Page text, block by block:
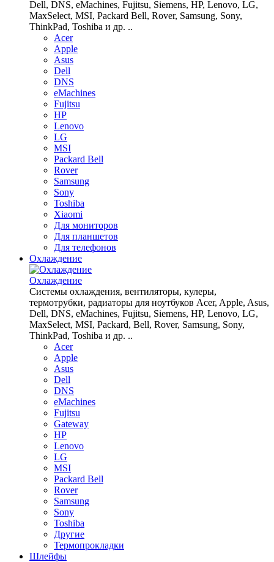
Dell, DNS, eMachines, Fujitsu, Siemens, HP, Lenovo, LG,
MaxSelect, MSI, Packard Bell, Rover, Samsung, Sony,
ThinkPad, Toshiba и др. ..
Acer
Apple
Asus
Dell
DNS
eMachines
Fujitsu
HP
Lenovo
LG
MSI
Packard Bell
Rover
Samsung
Sony
Toshiba
Xiaomi
Для мониторов
Для планшетов
Для телефонов
Охлаждение
Охлаждение
Системы охлаждения, вентиляторы, кулеры,
термотрубки, радиаторы для ноутбуков Acer, Apple, Asus,
Dell, DNS, eMachines, Fujitsu, Siemens, HP, Lenovo, LG,
MaxSelect, MSI, Packard, Bell, Rover, Samsung, Sony,
ThinkPad, Toshiba и др. ..
Acer
Apple
Asus
Dell
DNS
eMachines
Fujitsu
Gateway
HP
Lenovo
LG
MSI
Packard Bell
Rover
Samsung
Sony
Toshiba
Другие
Термопрокладки
Шлейфы